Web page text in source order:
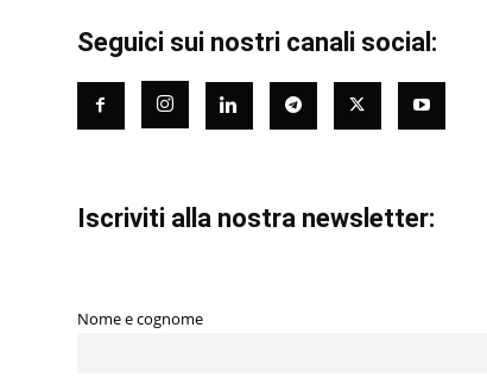
Seguici sui nostri canali social:
Iscriviti alla nostra newsletter:
Nome e cognome